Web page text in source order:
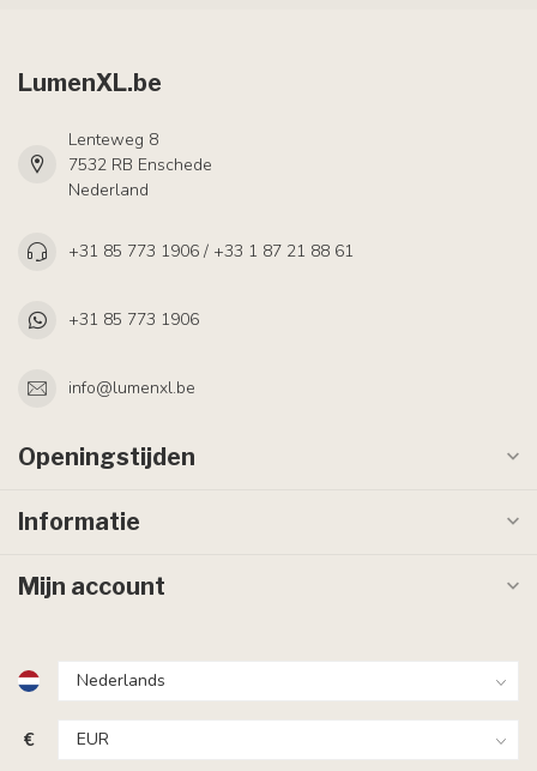
LumenXL.be
Lenteweg 8
7532 RB Enschede
Nederland
+31 85 773 1906 / +33 1 87 21 88 61
+31 85 773 1906
info@lumenxl.be
Openingstijden
Informatie
Mijn account
€